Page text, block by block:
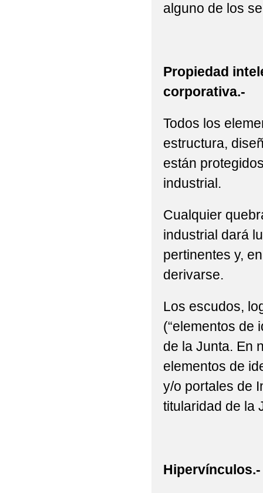
alguno de los
Propiedad
corporativa.-
Todos los
estructura,
están
industrial.
Cualquier
industrial dará
pertinentes y,
derivarse.
Los escudos,
(“elementos de
de la Junta. En
elementos de
y/o portales de
titularidad de la
Hipervínculos.-